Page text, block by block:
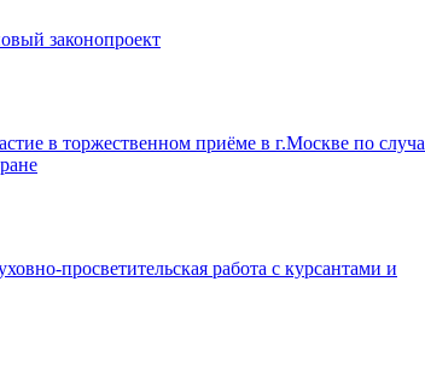
законопроект
в торжественном приёме в г.Москве по
просветительская работа с курсантами и